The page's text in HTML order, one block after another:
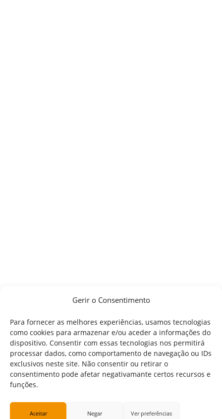
Gerir o Consentimento
Para fornecer as melhores experiências, usamos tecnologias
como cookies para armazenar e/ou aceder a informações do
dispositivo. Consentir com essas tecnologias nos permitirá
processar dados, como comportamento de navegação ou IDs
exclusivos neste site. Não consentir ou retirar o
consentimento pode afetar negativamante certos recursos e
funções.
Aceitar Negar Ver preferências